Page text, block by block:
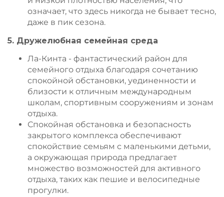
означает, что здесь никогда не бывает тесно,
даже в пик сезона.
5. Дружелюбная семейная среда
Ла-Кинта - фантастический район для
семейного отдыха благодаря сочетанию
спокойной обстановки, уединенности и
близости к отличным международным
школам, спортивным сооружениям и зонам
отдыха.
Спокойная обстановка и безопасность
закрытого комплекса обеспечивают
спокойствие семьям с маленькими детьми,
а окружающая природа предлагает
множество возможностей для активного
отдыха, таких как пешие и велосипедные
прогулки.